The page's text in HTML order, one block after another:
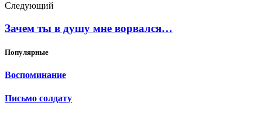
Следующий
Зачем ты в душу мне ворвался…
Популярные
Воспоминание
Письмо солдату